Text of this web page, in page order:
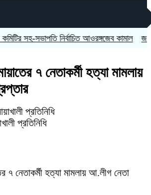
সহ-সভাপতি নির্বাচিত আওরঙ্গজেব কামাল
৭ নেতাকর্মী হত্যা মামলায়
প্রতিনিধি
৭ নেতাকর্মী হত্যা মামলায় আ.লীগ নেতা